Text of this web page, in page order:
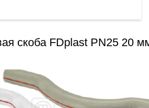
скоба FDplast PN25 20